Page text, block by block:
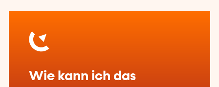
Wie kann ich das